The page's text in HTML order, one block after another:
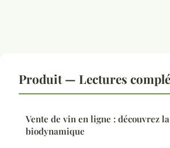
Produit — Lectures
Vente de vin en ligne : découvrez
biodynamique